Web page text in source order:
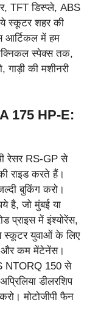
TFT डिस्प्ले, ABS
स्कूटर शहर की
आर्टिकल में हम
स्पेक्स तक,
की मशीनरी
175 HP-E:
रेसर RS-GP से
राइड करते हैं।
बुकिंग करो।
है, जो मुंबई या
प्राइस में इंश्योरेंस,
स्कूटर युवाओं के लिए
और कम मेंटेनेंस।
NTORQ 150 से
डीलरशिप
मोटोजीपी फैन